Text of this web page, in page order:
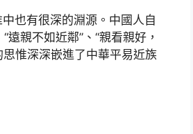
也有很深的淵源。中國人自
遠親不如近鄰”、“親看親好，
惟深深嵌進了中華平易近族